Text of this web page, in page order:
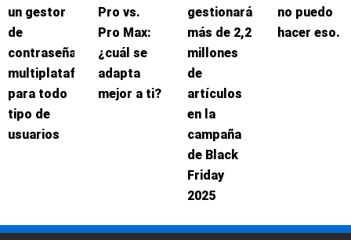
un gestor
de
contraseñas
multiplataforma
para todo
tipo de
usuarios
Pro vs.
Pro Max:
¿cuál se
adapta
mejor a ti?
gestionará
más de 2,2
millones
de
artículos
en la
campaña
de Black
Friday
2025
no puedo
hacer eso.